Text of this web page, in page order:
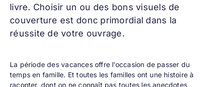
livre. Choisir un ou des bons visuels de
couverture est donc primordial dans la
réussite de votre ouvrage.
La période des vacances offre l’occasion de passer du
temps en famille. Et toutes les familles ont une histoire à
raconter, dont on ne connaît pas toutes les anecdotes,